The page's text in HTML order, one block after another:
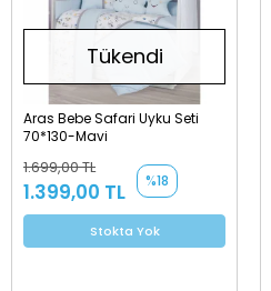
Tükendi
Aras Bebe Safari Uyku Seti
70*130-Mavi
1.699,00 TL
1.399,00 TL %18
Stokta Yok